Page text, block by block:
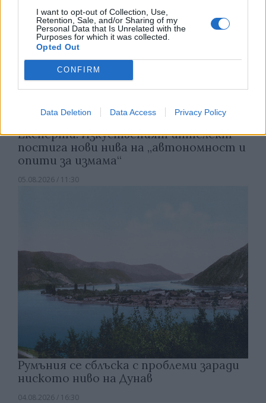
I want to opt-out of Collection, Use,
Retention, Sale, and/or Sharing of my
Personal Data that Is Unrelated with the
Purposes for which it was collected.
Opted Out
CONFIRM
Data Deletion Data Access Privacy Policy
Експерти: Изкуственият интелект
постига нови нива на „автономност и
опити за измама“
05.08.2026 / 11:30
Румъния се сблъска с проблеми заради
ниското ниво на Дунав
04.08.2026 / 16:30